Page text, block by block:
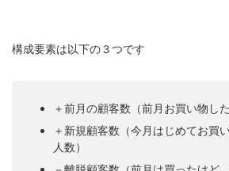
構成要素は以下の３つです
＋前月の顧客数（前月お買い物し
＋新規顧客数（今月はじめてお買
人数）